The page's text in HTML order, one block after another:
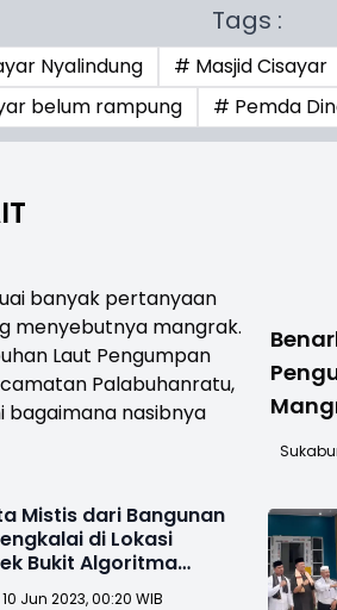
Tags :
Nyalindung # Masjid Cisayar
belum rampung
# Pemda
Mistis dari Bangunan
di Lokasi
Bukit Algoritma
Jun 2023, 00:20 WIB